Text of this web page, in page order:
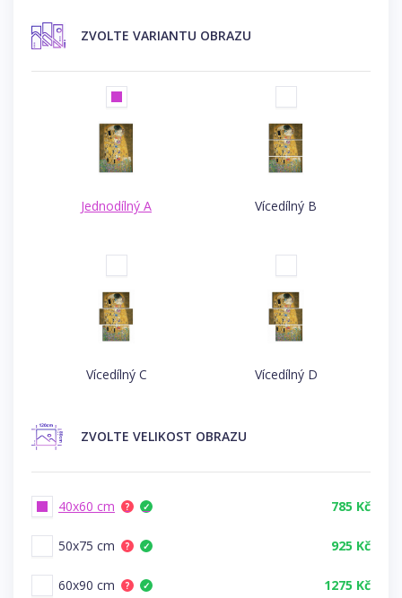
ZVOLTE VARIANTU OBRAZU
Jednodílný A Vícedílný B
Vícedílný C Vícedílný D
ZVOLTE VELIKOST OBRAZU
40x60 cm ? ✓ 785 Kč
50x75 cm ? ✓ 925 Kč
60x90 cm ? ✓ 1275 Kč